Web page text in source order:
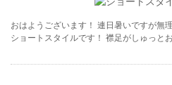
おはようございます！ 連日暑いですが無
ショートスタイルです！ 襟足がしゅっと